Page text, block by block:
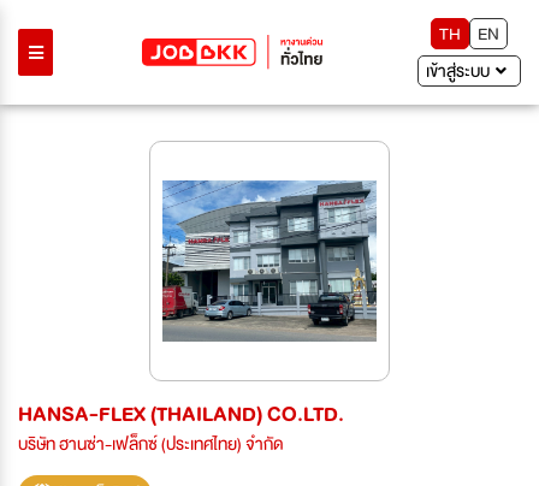
TH
EN
เข้าสู่ระบบ
HANSA-FLEX (THAILAND) CO.LTD.
บริษัท ฮานซ่า-เฟล็กซ์ (ประเทศไทย) จำกัด